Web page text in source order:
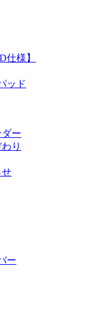
仕様】
ッド
ー
り
せ
ー